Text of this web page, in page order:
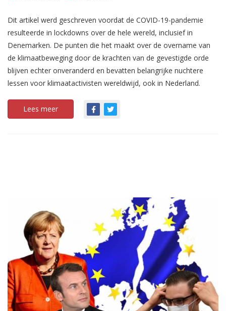
Dit artikel werd geschreven voordat de COVID-19-pandemie
resulteerde in lockdowns over de hele wereld, inclusief in
Denemarken. De punten die het maakt over de overname van
de klimaatbeweging door de krachten van de gevestigde orde
blijven echter onveranderd en bevatten belangrijke nuchtere
lessen voor klimaatactivisten wereldwijd, ook in Nederland.
Lees meer